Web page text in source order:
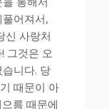
어져서,
신 사랑처
그것은 오
니다. 당
때문이 아
름 때문에